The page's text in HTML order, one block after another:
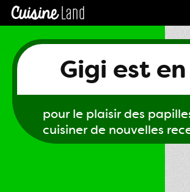
Gigi est
pour le plaisir des
cuisiner de nouvelles